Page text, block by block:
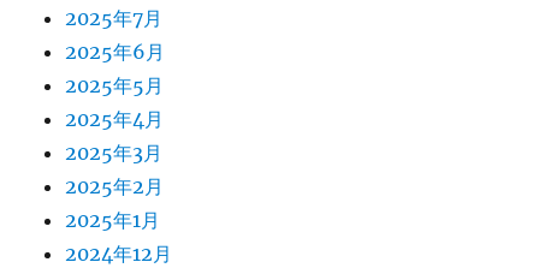
2025年7月
2025年6月
2025年5月
2025年4月
2025年3月
2025年2月
2025年1月
2024年12月